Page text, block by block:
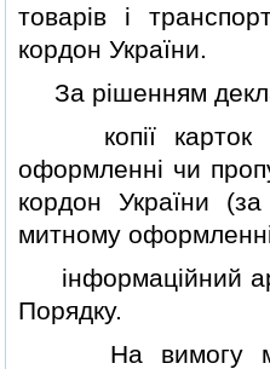
товарiв i
кордон України.
За рiшенням
копiї карток
оформленнi чи
кордон України
митному
iнформацiйний
Порядку.
На вимогу